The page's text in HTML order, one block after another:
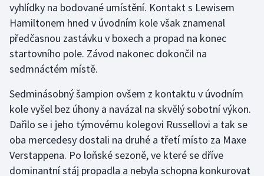
Plážový volejbal
Ragby
Rychlobruslení
Rychlostní kanoistika
Short track
Sportovní střelba
vyhlídky na bodované umístění. Kontakt s Lewisem
Hamiltonem hned v úvodním kole však znamenal
předčasnou zastávku v boxech a propad na konec
startovního pole. Závod nakonec dokončil na
sedmnáctém místě.
Sedminásobný šampion ovšem z kontaktu v úvodním
kole vyšel bez úhony a navázal na skvělý sobotní výkon.
Dařilo se i jeho týmovému kolegovi Russellovi a tak se
oba mercedesy dostali na druhé a třetí místo za Maxe
Verstappena. Po loňské sezoně, ve které se dříve
dominantní stáj propadla a nebyla schopna konkurovat